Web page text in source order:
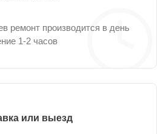
ремонт производится в день
1-2 часов
или выезд